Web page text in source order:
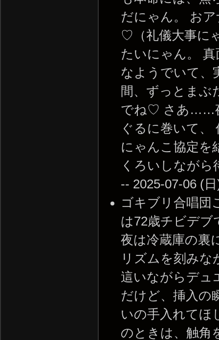
だにゃん。 お
♡（礼儀大事に
たいにゃん。
なようでいて、
間、ずっとまぶ
でね♡ さあ……
ぐるに巻いて、
にゃんこ協定
くろいしなが
-- 2025-07-06 (
ゴキブリ合唱団
は72歳チビデブ
夜は冷蔵庫の
リズムを刻みな
這いながらデュ
だけど、挿入の
いの手入れてほ
のときは、触角